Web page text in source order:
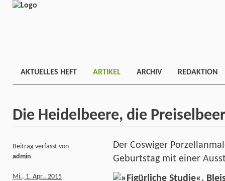
AKTUELLES HEFT ARTIKEL ARCHIV REDAKTION
Die Heidelbeere, die
Der Coswiger
Geburtstag mit einer
Beitrag verfasst von
admin
Mi., 1. Apr.. 2015